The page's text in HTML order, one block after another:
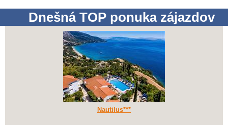
Dnešná TOP ponuka zájazdov
Nautilus***